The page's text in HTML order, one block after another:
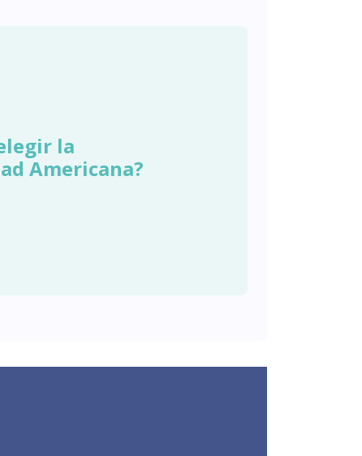
la
Americana?